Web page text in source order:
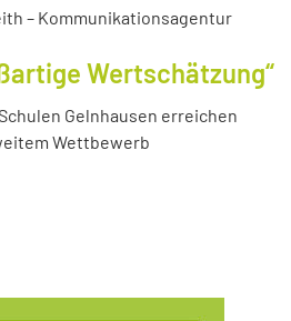
– Kommunikationsagentur
Wertschätzung“
Gelnhausen erreichen
Wettbewerb